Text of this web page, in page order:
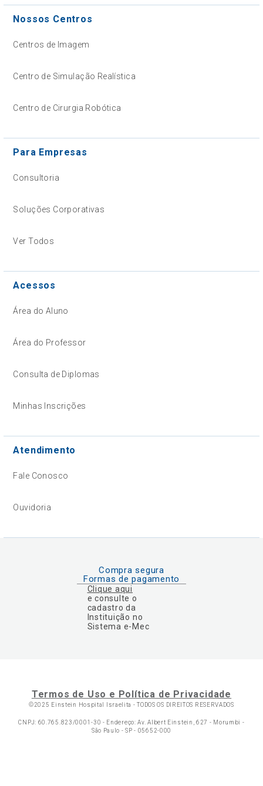
Nossos Centros
Centros de Imagem
Centro de Simulação Realística
Centro de Cirurgia Robótica
Para Empresas
Consultoria
Soluções Corporativas
Ver Todos
Acessos
Área do Aluno
Área do Professor
Consulta de Diplomas
Minhas Inscrições
Atendimento
Fale Conosco
Ouvidoria
Compra segura
Formas de pagamento
Clique aqui
e consulte o
cadastro da
Instituição no
Sistema e-Mec
Termos de Uso e Política de Privacidade
©2025 Einstein Hospital Israelita -TODOS OS DIREITOS RESERVADOS
CNPJ: 60.765.823/0001-30 - Endereço: Av. Albert Einstein, 627 - Morumbi -
São Paulo - SP - 05652-000